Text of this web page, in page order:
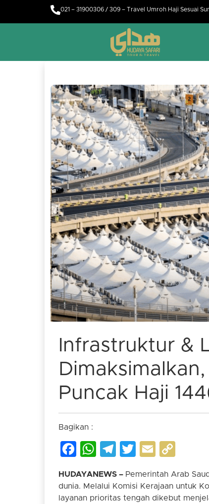
021 – 31900306 / 309 – Travel Umroh Haji Sesuai
Infrastruktur &
Puncak Haji
Bagikan :
Facebook
WhatsApp
Telegram
Twitter
Email
HUDAYANEWS – Pemerintah Arab
dunia. Melalui Komisi Kerajaan untuk
layanan prioritas tengah dikebut